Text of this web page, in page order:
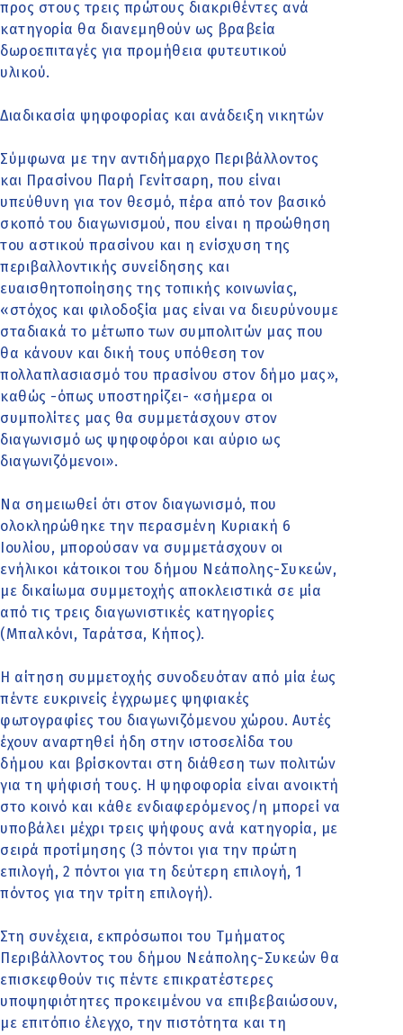
προς στους τρεις πρώτους διακριθέντες ανά
κατηγορία θα διανεμηθούν ως βραβεία
δωροεπιταγές για προμήθεια φυτευτικού
υλικού.
Διαδικασία ψηφοφορίας και ανάδειξη νικητών
Σύμφωνα με την αντιδήμαρχο Περιβάλλοντος
και Πρασίνου Παρή Γενίτσαρη, που είναι
υπεύθυνη για τον θεσμό, πέρα από τον βασικό
σκοπό του διαγωνισμού, που είναι η προώθηση
του αστικού πρασίνου και η ενίσχυση της
περιβαλλοντικής συνείδησης και
ευαισθητοποίησης της τοπικής κοινωνίας,
«στόχος και φιλοδοξία μας είναι να διευρύνουμε
σταδιακά το μέτωπο των συμπολιτών μας που
θα κάνουν και δική τους υπόθεση τον
πολλαπλασιασμό του πρασίνου στον δήμο μας»,
καθώς -όπως υποστηρίζει- «σήμερα οι
συμπολίτες μας θα συμμετάσχουν στον
διαγωνισμό ως ψηφοφόροι και αύριο ως
διαγωνιζόμενοι».
Να σημειωθεί ότι στον διαγωνισμό, που
ολοκληρώθηκε την περασμένη Κυριακή 6
Ιουλίου, μπορούσαν να συμμετάσχουν οι
ενήλικοι κάτοικοι του δήμου Νεάπολης-Συκεών,
με δικαίωμα συμμετοχής αποκλειστικά σε μία
από τις τρεις διαγωνιστικές κατηγορίες
(Μπαλκόνι, Ταράτσα, Κήπος).
Η αίτηση συμμετοχής συνοδευόταν από μία έως
πέντε ευκρινείς έγχρωμες ψηφιακές
φωτογραφίες του διαγωνιζόμενου χώρου. Αυτές
έχουν αναρτηθεί ήδη στην ιστοσελίδα του
δήμου και βρίσκονται στη διάθεση των πολιτών
για τη ψήφισή τους. Η ψηφοφορία είναι ανοικτή
στο κοινό και κάθε ενδιαφερόμενος/η μπορεί να
υποβάλει μέχρι τρεις ψήφους ανά κατηγορία, με
σειρά προτίμησης (3 πόντοι για την πρώτη
επιλογή, 2 πόντοι για τη δεύτερη επιλογή, 1
πόντος για την τρίτη επιλογή).
Στη συνέχεια, εκπρόσωποι του Τμήματος
Περιβάλλοντος του δήμου Νεάπολης-Συκεών θα
επισκεφθούν τις πέντε επικρατέστερες
υποψηφιότητες προκειμένου να επιβεβαιώσουν,
με επιτόπιο έλεγχο, την πιστότητα και τη